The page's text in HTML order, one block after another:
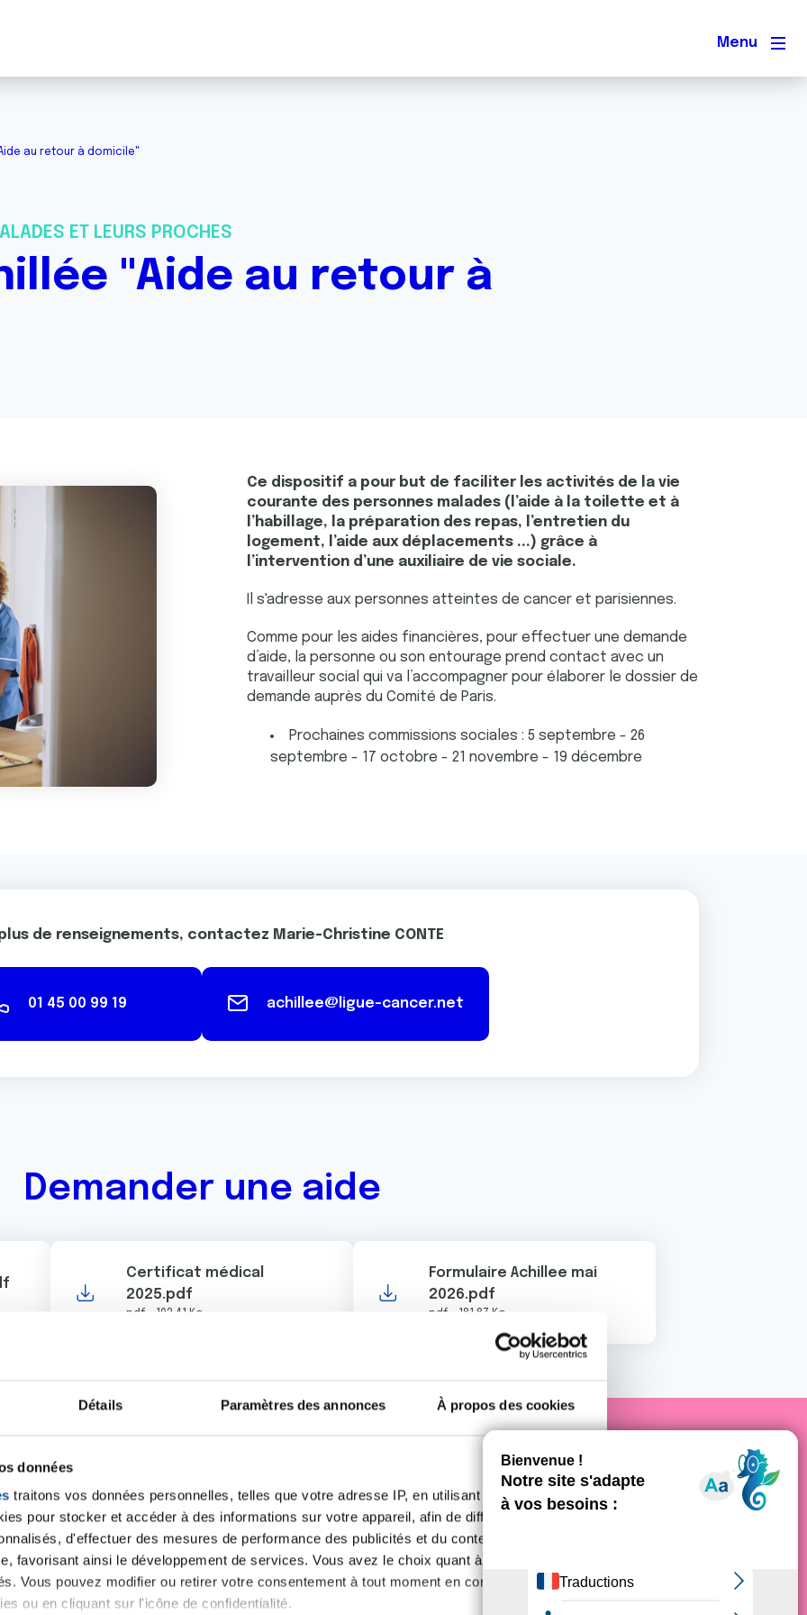
Détails Paramètres des annonces À propos des cookies
données
traitons vos données personnelles, telles que votre adresse IP, en utilisant des
pour stocker et accéder à des informations sur votre appareil, afin de diffuser des
d'effectuer des mesures de performance des publicités et du contenu, ainsi que de
favorisant ainsi le développement de services. Vous avez le choix quant à l'utilisation de
Vous pouvez modifier ou retirer votre consentement à tout moment en consultant la
ou en cliquant sur l'icône de confidentialité.
Menu
au retour à domicile"
ET LEURS PROCHES
"Aide au retour à
Ce dispositif a pour but de faciliter les activités de la vie
courante des personnes malades (l’aide à la toilette et à
l’habillage, la préparation des repas, l’entretien du
logement, l’aide aux déplacements ...) grâce à
l’intervention d’une auxiliaire de vie sociale.
Il s'adresse aux personnes atteintes de cancer et parisiennes.
Comme pour les aides financières, pour effectuer une demande
d’aide, la personne ou son entourage prend contact avec un
travailleur social qui va l’accompagner pour élaborer le dossier de
demande auprès du Comité de Paris.
Prochaines commissions sociales : 5 septembre - 26
septembre - 17 octobre - 21 novembre - 19 décembre
de renseignements, contactez Marie-Christine CONTE
01 45 00 99 19 achillee@ligue-cancer.net
Demander une aide
Certificat médical
2025.pdf
pdf - 102.41 Ko
Formulaire Achillee mai
2026.pdf
pdf - 181.87 Ko
la Ligue Contre le Cancer